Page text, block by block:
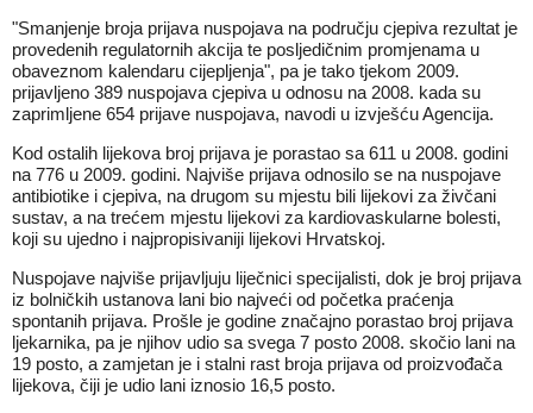
"Smanjenje broja prijava nuspojava na području cjepiva rezultat je
provedenih regulatornih akcija te posljedičnim promjenama u
obaveznom kalendaru cijepljenja", pa je tako tjekom 2009.
prijavljeno 389 nuspojava cjepiva u odnosu na 2008. kada su
zaprimljene 654 prijave nuspojava, navodi u izvješću Agencija.
Kod ostalih lijekova broj prijava je porastao sa 611 u 2008. godini
na 776 u 2009. godini. Najviše prijava odnosilo se na nuspojave
antibiotike i cjepiva, na drugom su mjestu bili lijekovi za živčani
sustav, a na trećem mjestu lijekovi za kardiovaskularne bolesti,
koji su ujedno i najpropisivaniji lijekovi Hrvatskoj.
Nuspojave najviše prijavljuju liječnici specijalisti, dok je broj prijava
iz bolničkih ustanova lani bio najveći od početka praćenja
spontanih prijava. Prošle je godine značajno porastao broj prijava
ljekarnika, pa je njihov udio sa svega 7 posto 2008. skočio lani na
19 posto, a zamjetan je i stalni rast broja prijava od proizvođača
lijekova, čiji je udio lani iznosio 16,5 posto.